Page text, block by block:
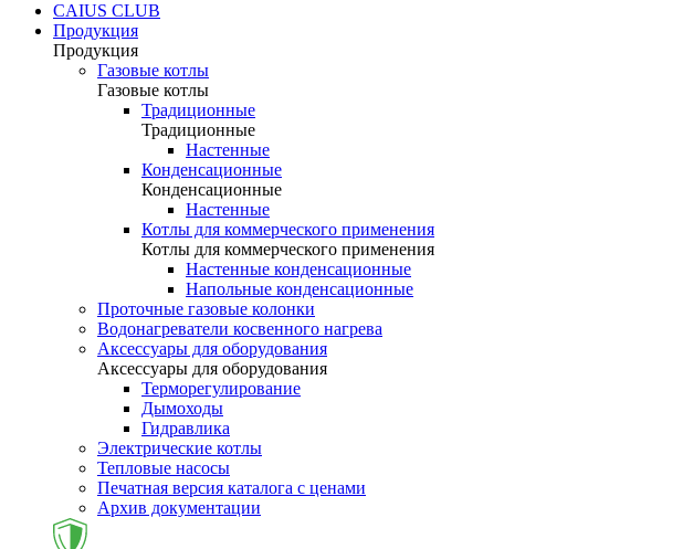
CAIUS CLUB
Продукция
Продукция
Газовые котлы
Газовые котлы
Традиционные
Традиционные
Настенные
Конденсационные
Конденсационные
Настенные
Котлы для коммерческого применения
Котлы для коммерческого применения
Настенные конденсационные
Напольные конденсационные
Проточные газовые колонки
Водонагреватели косвенного нагрева
Аксессуары для оборудования
Аксессуары для оборудования
Терморегулирование
Дымоходы
Гидравлика
Электрические котлы
Тепловые насосы
Печатная версия каталога с ценами
Архив документации